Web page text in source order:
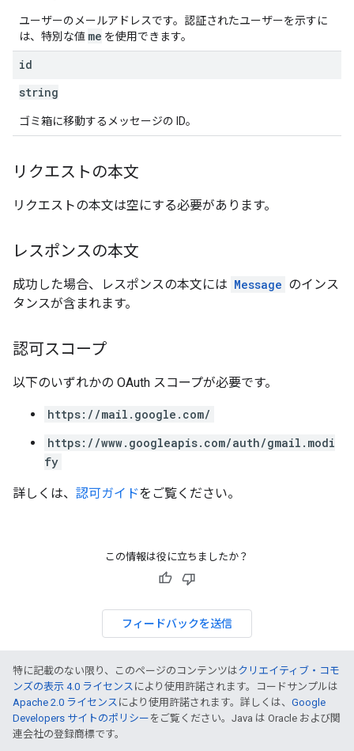
ユーザーのメールアドレスです。認証されたユーザーを示すに
は、特別な値 me を使用できます。
id
string
ゴミ箱に移動するメッセージの ID。
リクエストの本文
リクエストの本文は空にする必要があります。
レスポンスの本文
成功した場合、レスポンスの本文には Message のインス
タンスが含まれます。
認可スコープ
以下のいずれかの OAuth スコープが必要です。
https://mail.google.com/
https://www.googleapis.com/auth/gmail.modi
fy
詳しくは、 認可ガイドをご覧ください。
この情報は役に立ちましたか？
フィードバックを送信
特に記載のない限り、このページのコンテンツはクリエイティブ・コモ
ンズの表示 4.0 ライセンス により使用許諾されます。コードサンプルは
Apache 2.0 ライセンス により使用許諾されます。詳しくは、 Google
Developers サイトのポリシー をご覧ください。Java は Oracle および関
連会社の登録商標です。